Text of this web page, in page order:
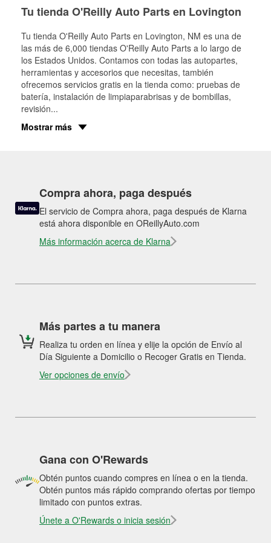
Tu tienda O'Reilly Auto Parts en Lovington
Tu tienda O'Reilly Auto Parts en Lovington, NM es una de
las más de 6,000 tiendas O'Reilly Auto Parts a lo largo de
los Estados Unidos. Contamos con todas las autopartes,
herramientas y accesorios que necesitas, también
ofrecemos servicios gratis en la tienda como: pruebas de
batería, instalación de limpiaparabrisas y de bombillas,
revisión...
Mostrar más
Compra ahora, paga después
El servicio de Compra ahora, paga después de Klarna
está ahora disponible en OReillyAuto.com
Más información acerca de Klarna
Más partes a tu manera
Realiza tu orden en línea y elije la opción de Envío al
Día Siguiente a Domicilio o Recoger Gratis en Tienda.
Ver opciones de envío
Gana con O'Rewards
Obtén puntos cuando compres en línea o en la tienda.
Obtén puntos más rápido comprando ofertas por tiempo
limitado con puntos extras.
Únete a O'Rewards o inicia sesión